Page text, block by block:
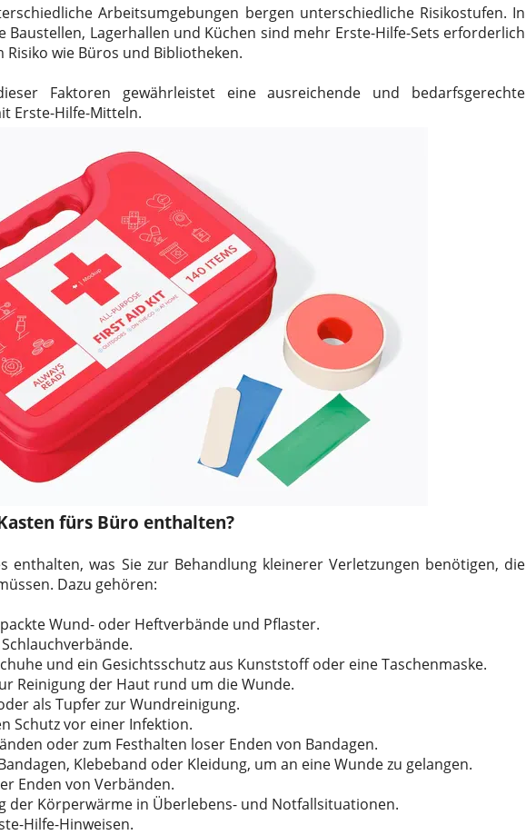
Arbeitsumgebungen bergen unterschiedliche Risikostufen. In
Baustellen, Lagerhallen und Küchen sind mehr Erste-Hilfe-Sets erforderlich
wie Büros und Bibliotheken.
Faktoren gewährleistet eine ausreichende und bedarfsgerechte
Erste-Hilfe-Mitteln.
fürs Büro enthalten?
enthalten, was Sie zur Behandlung kleinerer Verletzungen benötigen, die
Dazu gehören:
Wund- oder Heftverbände und Pflaster.
und ein Gesichtsschutz aus Kunststoff oder eine Taschenmaske.
Reinigung der Haut rund um die Wunde.
als Tupfer zur Wundreinigung.
Schutz vor einer Infektion.
oder zum Festhalten loser Enden von Bandagen.
Klebeband oder Kleidung, um an eine Wunde zu gelangen.
Enden von Verbänden.
der Körperwärme in Überlebens- und Notfallsituationen.
Hilfe-Hinweisen.